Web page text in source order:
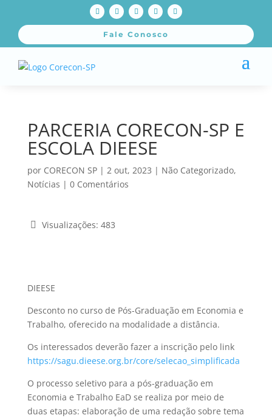
Fale Conosco
PARCERIA CORECON-SP E
ESCOLA DIEESE
por CORECON SP| 2 out, 2023 | Não Categorizado,
Notícias | 0 Comentários
Visualizações: 483
DIEESE
Desconto no curso de Pós-Graduação em Economia e
Trabalho, oferecido na modalidade a distância.
Os interessados deverão fazer a inscrição pelo link
https://sagu.dieese.org.br/core/selecao_simplificada
O processo seletivo para a pós-graduação em
Economia e Trabalho EaD se realiza por meio de
duas etapas: elaboração de uma redação sobre tema